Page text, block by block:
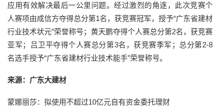
应用有效解决最后一公里问题。经过激烈的角逐，此次竞赛个
人赛项由成信方夺得总分第1名，获竞赛冠军，授予“广东省建材
行业技术状元”荣誉称号；黄天鹏夺得个人赛总分第2名，获竞赛
亚军；吕卫平夺得个人赛总分第3名，获竞赛季军；总分第2-8
名选手授予“广东省建材行业技术能手”荣誉称号。
来源：广东大建材
蒙娜丽莎：拟使用不超过10亿元自有资金委托理财